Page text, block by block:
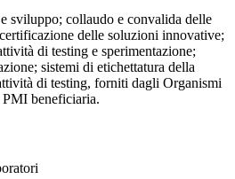
sviluppo; collaudo e convalida delle
delle soluzioni innovative;
di testing e sperimentazione;
sistemi di etichettatura della
di testing, forniti dagli Organismi
beneficiaria.